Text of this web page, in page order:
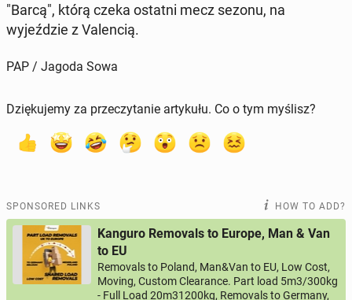
"Barcą", którą czeka ostatni mecz sezonu, na
wyjeździe z Va­len­cią.
PAP / Jagoda Sowa
Dziękujemy za przeczytanie artykułu. Co o tym myślisz?
SPONSORED LINKS HOW TO ADD?
Kanguro Removals to Europe, Man & Van
to EU
Removals to Poland, Man&Van to EU, Low Cost,
Moving, Custom Clearance. Part load 5m3/300kg
- Full Load 20m31200kg, Removals to Germany,